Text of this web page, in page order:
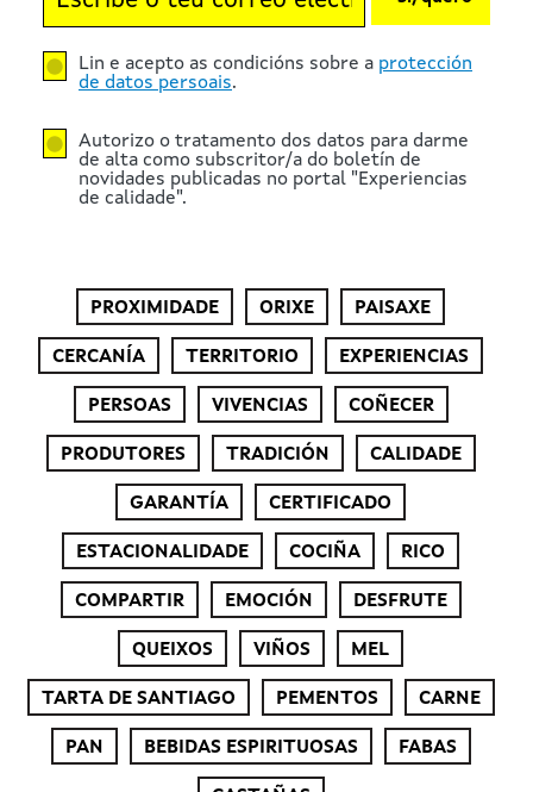
Lin e acepto as condicións sobre a protección
de datos persoais.
Autorizo o tratamento dos datos para darme
de alta como subscritor/a do boletín de
novidades publicadas no portal "Experiencias
de calidade".
PROXIMIDADE ORIXE PAISAXE
CERCANÍA TERRITORIO EXPERIENCIAS
PERSOAS VIVENCIAS COÑECER
PRODUTORES TRADICIÓN CALIDADE
GARANTÍA CERTIFICADO
ESTACIONALIDADE COCIÑA RICO
COMPARTIR EMOCIÓN DESFRUTE
QUEIXOS VIÑOS MEL
TARTA DE SANTIAGO PEMENTOS CARNE
PAN BEBIDAS ESPIRITUOSAS FABAS